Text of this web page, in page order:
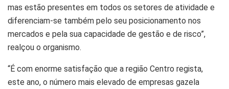
mas estão presentes em todos os setores de atividade e
diferenciam-se também pelo seu posicionamento nos
mercados e pela sua capacidade de gestão e de risco”,
realçou o organismo.
“É com enorme satisfação que a região Centro regista,
este ano, o número mais elevado de empresas gazela